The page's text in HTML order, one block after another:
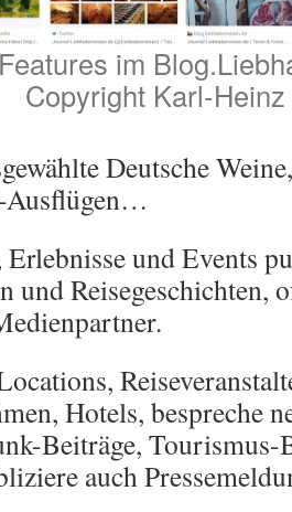
im
Copyright Karl-
Deutsche
Ausflügen…
Erlebnisse und Events
und Reisegeschichten,
Hotels, bespreche
Beiträge, Tourismus-
auch